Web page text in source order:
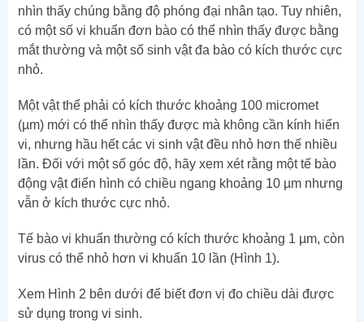
nhìn thấy chúng bằng độ phóng đại nhân tạo. Tuy nhiên,
có một số vi khuẩn đơn bào có thể nhìn thấy được bằng
mắt thường và một số sinh vật đa bào có kích thước cực
nhỏ.
Một vật thể phải có kích thước khoảng 100 micromet
(µm) mới có thể nhìn thấy được mà không cần kính hiển
vi, nhưng hầu hết các vi sinh vật đều nhỏ hơn thế nhiều
lần. Đối với một số góc độ, hãy xem xét rằng một tế bào
động vật điển hình có chiều ngang khoảng 10 µm nhưng
vẫn ở kích thước cực nhỏ.
Tế bào vi khuẩn thường có kích thước khoảng 1 µm, còn
virus có thể nhỏ hơn vi khuẩn 10 lần (Hình 1).
Xem Hình 2 bên dưới để biết đơn vị đo chiều dài được
sử dụng trong vi sinh.